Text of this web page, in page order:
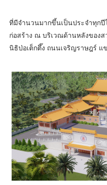
ที่มีจำนวนมากขึ้นเป็นประจำทุกปี
ก่อสร้าง ณ บริเวณด้านหลังของส
นิธิป่อเต็กตึ๊ง ถนนเจริญราษฎร์ แ